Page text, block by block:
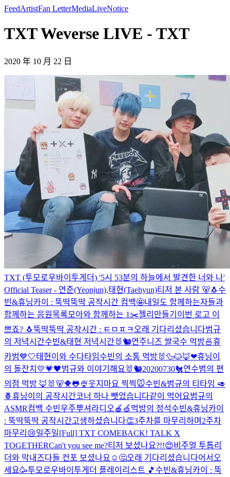
FeedArtistFan LetterMediaLiveNotice
TXT Weverse LIVE - TXT
2020 年 10 月 22 日
TXT (투모로우바이투게더) '5시 53분의 하늘에서 발견한 너와 나'
Official Teaser - 연준(Yeonjun),태현(Taehyun)티저 본 사람 🐻🐧수
빈&휴닝카이 : 뚝딱뚝딱 공작시간 컴백🤩내일도 함께하는자들과
함께하는 음원목록모아와 함께하는 1✂️젤리만들기 이번 로고 이
쁘죠? 🐧뚝딱뚝딱 공작시간 : ㅌㅁㅍㅋ 오래 기다리셨습니다범규
의 저녁시간수빈&태현 저녁시간🐰🐿연주니즈 쌀국수 먹방🍜휴
카범💙🤍태현이와 수다타임수빈의 소통 먹방🐰🦆🐱🦊❤휴닝이
의 돌잔치 💛💗🖤범규와 이야기해요 🐰🐿20200730🐔연수범의 편
의점 먹방 🦊🐰🐻🐥🐸🍨웃지마요 찍찍🐭수빈&범규의 티타임 🥑
🍍 휴닝이의 공작시간코너 하나 뺏었습니다같이 먹어요범규의
ASMR컴백 수빈우주뿌셔라디오🍎🍏 먹방의 정석수빈&휴닝카이
: 뚝딱뚝딱 공작시간고생하셨습니다👏3주차를 마무리하며 2주차
마무리😢일주일[Full] TXT COMEBACK! TALK X
TOGETHERCan't you see me?티저 보셨나요?!!😍비주얼 투톱리
더와 막내즈다들 컨포 보셨나요☺🤔오래 기다리셨습니다어서오
세요🥳투모로우바이투게더 플레이리스트 🎵 수빈&휴닝카이 : 뚝